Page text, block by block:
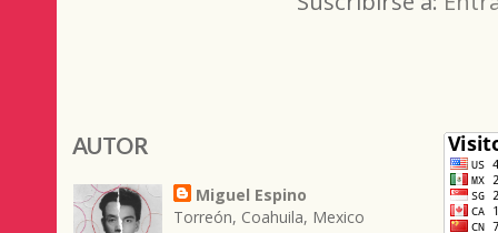
AUTOR
Miguel Espino
Torreón, Coahuila, Mexico